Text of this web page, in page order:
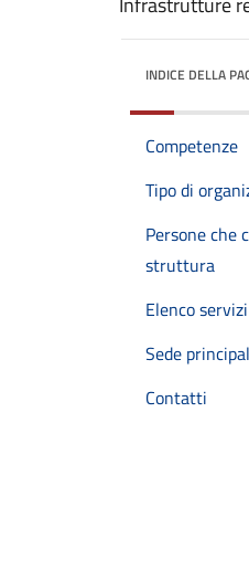
INDICE DELLA
Competenze
Tipo di
Persone che
struttura
Elenco
Sede
Contatti